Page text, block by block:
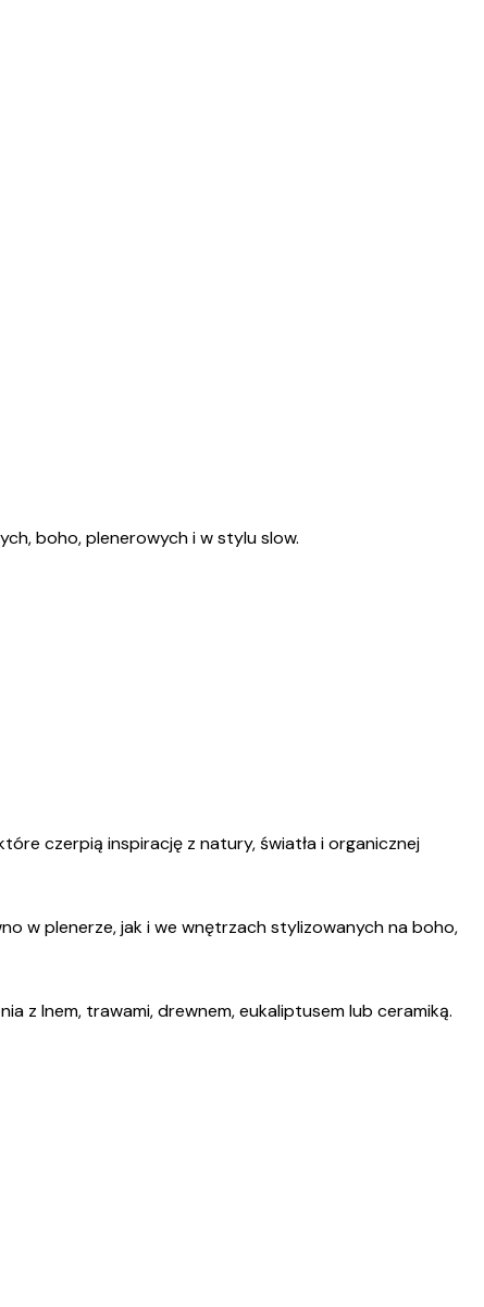
boho, plenerowych i w stylu slow.
czerpią inspirację z natury, światła i organicznej
w plenerze, jak i we wnętrzach stylizowanych na boho,
z lnem, trawami, drewnem, eukaliptusem lub ceramiką.